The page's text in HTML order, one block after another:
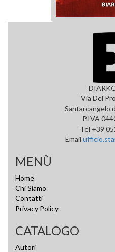
Via Del
Santarcangelo
P.IVA
Tel +39
Email
MENÙ
Home
Chi Siamo
Contatti
Privacy Policy
CATALOGO
Autori